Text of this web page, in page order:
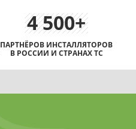
4 500+
ПАРТНЁРОВ ИНСТАЛЛЯТОРОВ
В РОССИИ И СТРАНАХ ТС